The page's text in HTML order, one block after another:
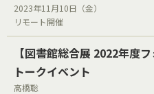
2023年11月10日（金）
リモート開催
【図書館総合展 2022年度
トークイベント
高橋聡